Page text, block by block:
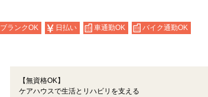
ブランクOK 日払い 車通勤OK
バイク通勤OK
【無資格OK】
ケアハウスで生活とリハビリを支える